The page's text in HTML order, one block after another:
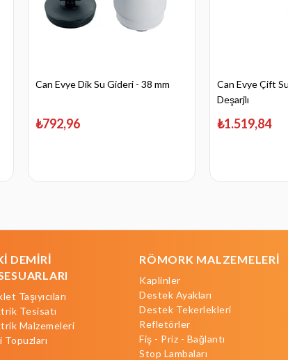
Can Evye Dik Su Gideri - 38 mm
₺792,96
Can Evye Çift
Deşarjlı
₺1.519,84
DEMİRİ
Taşıyıcıları
Tesisatı
Malzemeleri
Topuzları
RÖMORK MALZEMELERİ
Kaplinler
Destek Ayakları
Destek Tekerlekleri
Refletörler
Fiş - Priz - Bağlantı
Stop Lambaları